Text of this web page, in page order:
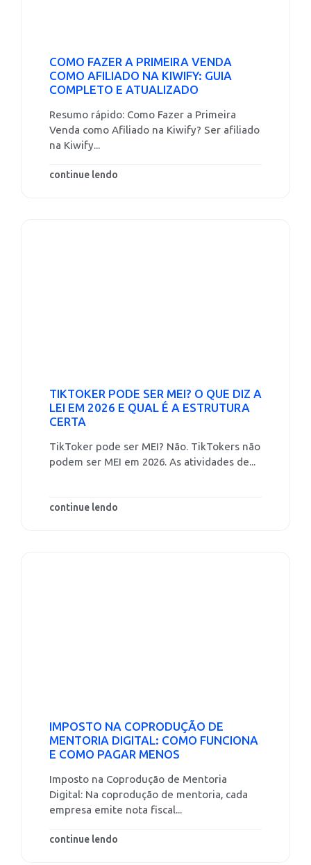
COMO FAZER A PRIMEIRA VENDA
COMO AFILIADO NA KIWIFY: GUIA
COMPLETO E ATUALIZADO
Resumo rápido: Como Fazer a Primeira
Venda como Afiliado na Kiwify? Ser afiliado
na Kiwify...
continue lendo
TIKTOKER PODE SER MEI? O QUE DIZ A
LEI EM 2026 E QUAL É A ESTRUTURA
CERTA
TikToker pode ser MEI? Não. TikTokers não
podem ser MEI em 2026. As atividades de...
continue lendo
IMPOSTO NA COPRODUÇÃO DE
MENTORIA DIGITAL: COMO FUNCIONA
E COMO PAGAR MENOS
Imposto na Coprodução de Mentoria
Digital: Na coprodução de mentoria, cada
empresa emite nota fiscal...
continue lendo